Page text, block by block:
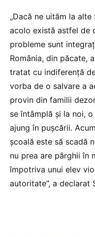
„Dacă ne uităm la
acolo există astfel de
probleme sunt
România, din păcate,
tratat cu indiferență
vorba de o salvare a
provin din familii
se întâmplă și la noi,
ajung în pușcării.
școală este să scadă
nu prea are pârghii în
împotriva unui elev
autoritate”, a declarat